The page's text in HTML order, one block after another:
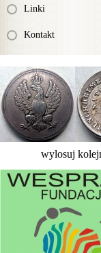
Linki
Kontakt
wylosuj